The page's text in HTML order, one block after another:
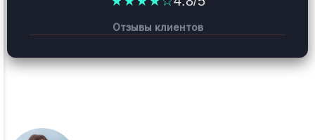
Отзывы клиентов